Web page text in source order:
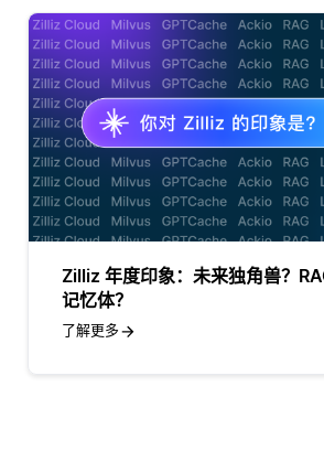
Zilliz 年度印象：未来独角兽？
记忆体？
了解更多